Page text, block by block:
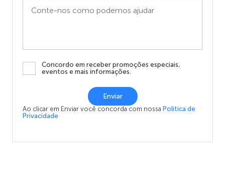
Concordo em receber promoções especiais,
eventos e mais informações.
Enviar
Ao clicar em Enviar você concorda com nossa Política de
Privacidade